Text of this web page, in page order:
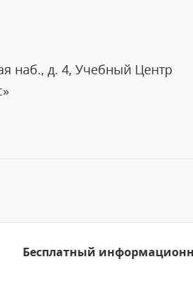
наб., д. 4, Учебный Центр
Бесплатный